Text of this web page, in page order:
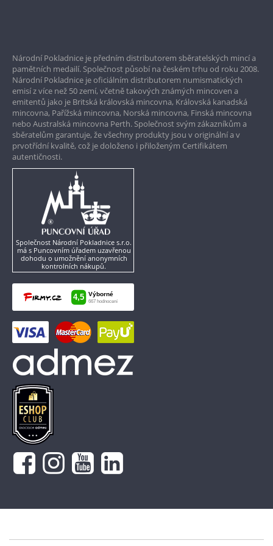
Garance nejvyšší kvality
Pouze originální produkty
Národní Pokladnice je předním distributorem sběratelských mincí a
pamětních medailí. Společnost působí na českém trhu od roku 2008.
Národní Pokladnice je oficiálním distributorem numismatických
emisí z více než 50 zemí, včetně takových známých mincoven a
emitentů jako je Britská královská mincovna, Královská kanadská
mincovna, Pařížská mincovna, Norská mincovna, Finská mincovna
nebo Australská mincovna Perth. Společnost svým zákazníkům a
sběratelům garantuje, že všechny produkty jsou v originální a v
prvotřídní kvalitě, což je doloženo i přiloženým Certifikátem
autentičnosti.
Společnost Národní Pokladnice s.r.o.
má s Puncovním úřadem uzavřenou
dohodu o umožnění anonymních
kontrolních nákupů.